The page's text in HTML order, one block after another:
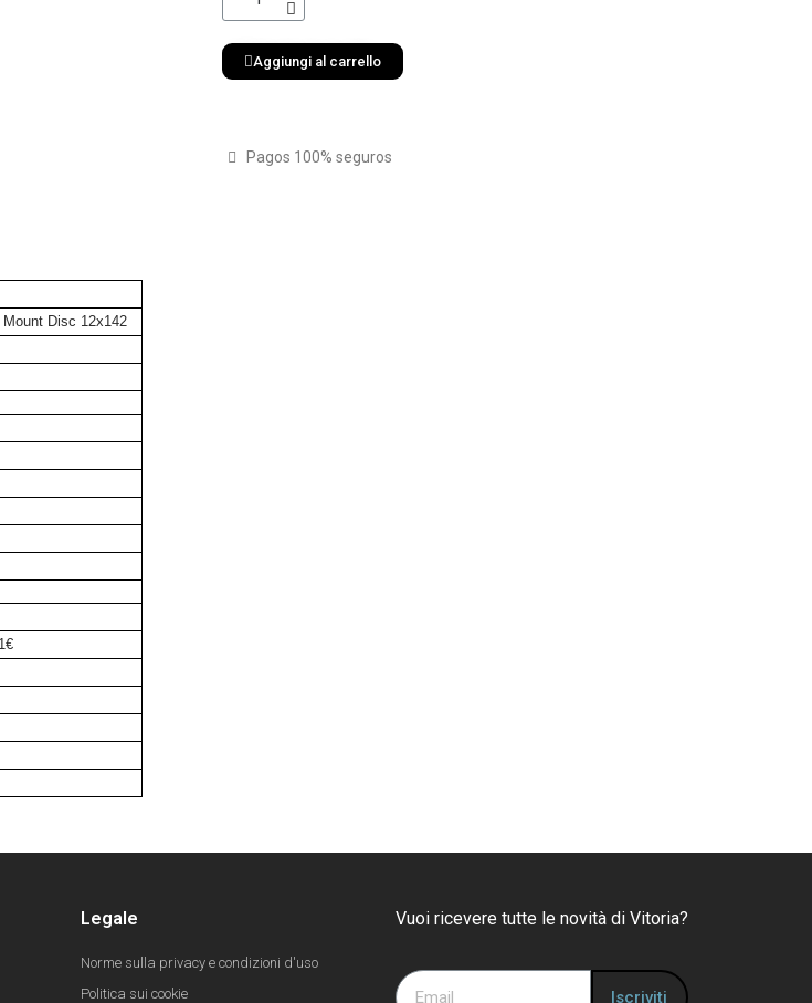
Aggiungi al carrello
Pagos 100% seguros
Disc 12x142
Legale
Norme sulla privacy e condizioni d'uso
Politica sui cookie
Vuoi ricevere tutte le novità di Vitoria?
Iscriviti